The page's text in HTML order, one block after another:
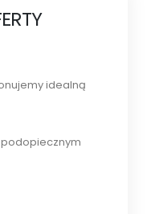
idealną